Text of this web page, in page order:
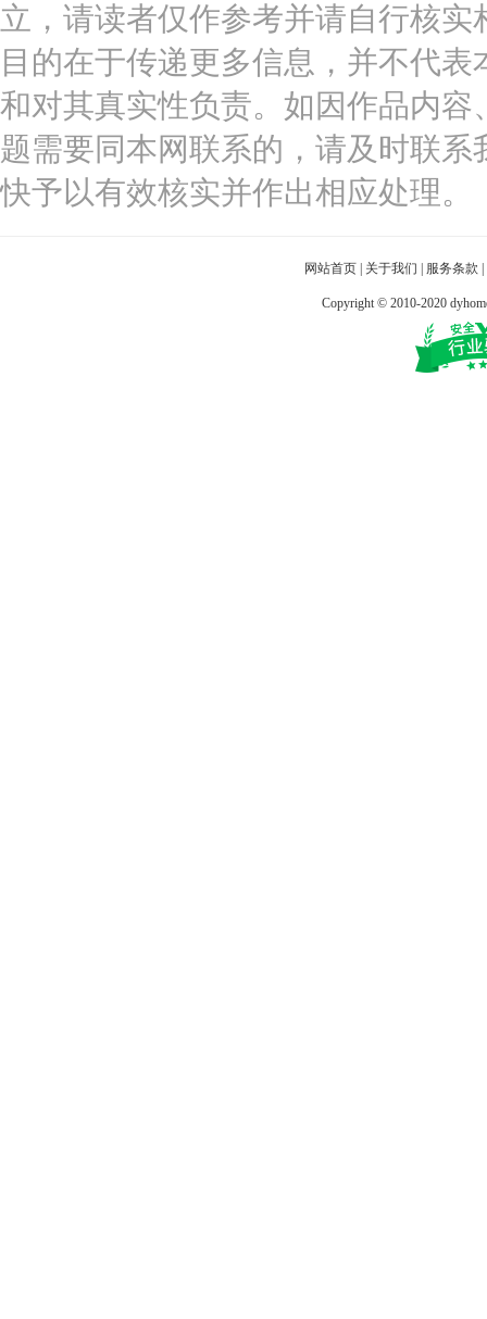
立，请读者仅作参考并请自行核实
目的在于传递更多信息，并不代表
和对其真实性负责。如因作品内容
题需要同本网联系的，请及时联系
快予以有效核实并作出相应处理。
网站首页 关于我们 服务条款
Copyright © 2010-2020